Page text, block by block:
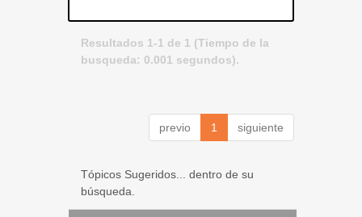
Resultados 1-1 de 1 (Tiempo de la
busqueda: 0.001 segundos).
previo 1 siguiente
Tópicos Sugeridos... dentro de su
búsqueda.